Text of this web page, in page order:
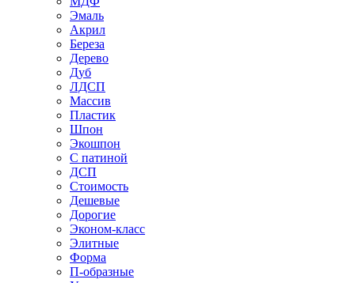
Эмаль
Акрил
Береза
Дерево
Дуб
ЛДСП
Массив
Пластик
Шпон
Экошпон
С патиной
ДСП
Стоимость
Дешевые
Дорогие
Эконом-класс
Элитные
Форма
П-образные